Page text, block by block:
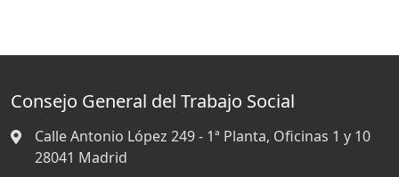
Consejo General del Trabajo Social
Calle Antonio López 249 - 1ª Planta, Oficinas 1 y 10
28041 Madrid